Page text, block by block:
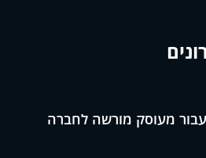
מעוסק מורשה לחברה